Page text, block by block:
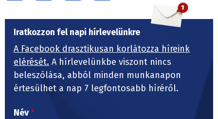
Iratkozzon fel napi hírlevelünkre
A Facebook drasztikusan korlátozza híreink
elérését. A hírlevelünkbe viszont nincs
beleszólása, abból minden munkanapon
értesülhet a nap 7 legfontosabb híréről.
Név